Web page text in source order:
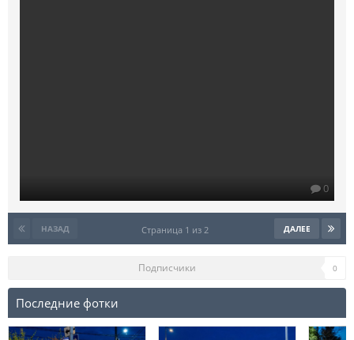
0
НАЗАД ДАЛЕЕ
Страница 1 из 2
Подписчики 0
Последние фотки